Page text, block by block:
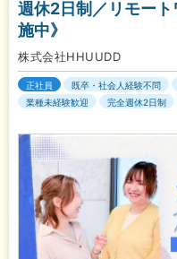
週休2日制／リモー
施中》
株式会社HHUUDD
正社員 既卒・社会人経験不問
業種未経験歓迎
完全週休2日制